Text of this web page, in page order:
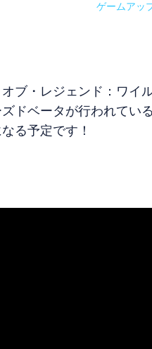
ゲームアッ
オブ・レジェンド：ワイ
ドベータが行われてい
る予定です！